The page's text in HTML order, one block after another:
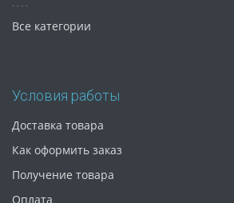
Все категории
Условия работы
Доставка товара
Как оформить заказ
Получение товара
Оплата